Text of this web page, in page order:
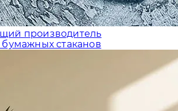
производитель
стаканов